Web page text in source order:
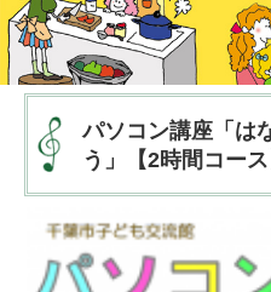
パソコン講座「は
う」【2時間コー